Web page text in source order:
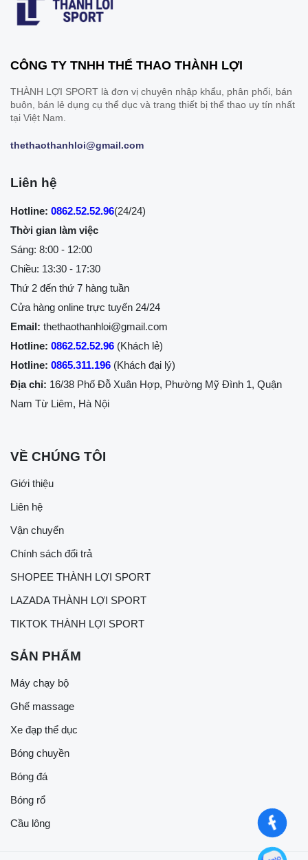
CÔNG TY TNHH THỂ THAO THÀNH LỢI
THÀNH LỢI SPORT là đơn vị chuyên nhập khẩu, phân phối, bán
buôn, bán lẻ dụng cụ thể dục và trang thiết bị thể thao uy tín nhất
tại Việt Nam.
thethaothanhloi@gmail.com
Liên hệ
Hotline: 0862.52.52.96(24/24)
Thời gian làm việc
Sáng: 8:00 - 12:00
Chiều: 13:30 - 17:30
Thứ 2 đến thứ 7 hàng tuần
Cửa hàng online trực tuyến 24/24
Email: thethaothanhloi@gmail.com
Hotline: 0862.52.52.96 (Khách lẻ)
Hotline: 0865.311.196 (Khách đại lý)
Địa chỉ: 16/38 Phố Đỗ Xuân Hợp, Phường Mỹ Đình 1, Quận
Nam Từ Liêm, Hà Nội
VỀ CHÚNG TÔI
Giới thiệu
Liên hệ
Vận chuyển
Chính sách đổi trả
SHOPEE THÀNH LỢI SPORT
LAZADA THÀNH LỢI SPORT
TIKTOK THÀNH LỢI SPORT
SẢN PHẨM
Máy chạy bộ
Ghế massage
Xe đạp thể dục
Bóng chuyền
Bóng đá
Bóng rổ
Cầu lông